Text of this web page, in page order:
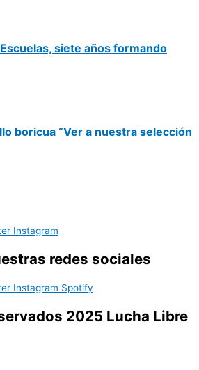
siete años formando
boricua “Ver a nuestra selección
Instagram
redes sociales
Instagram Spotify
2025 Lucha Libre